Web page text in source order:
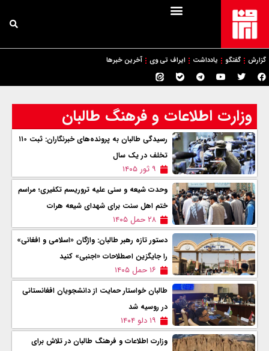
گزارش گفتگو یادداشت ایراف تی وی آخرین خبرها
وزارت اطلاعات و فرهنگ طالبان
رسیدگی طالبان به پرونده‌های خبرنگاران: ثبت ۱۱۰
تخلف در يک سال
۹ ثور ۱۴۰۵
وحدت شیعه و سنی علیه تروریسم تکفیری؛ مراسم
ختم اهل‌ سنت برای شهدای شیعه هرات
۲۸ حمل ۱۴۰۵
دستور تازه رهبر طالبان: واژگان «اسلامی و افغانی»
را جایگزین اصطلاحات «اجنبی» کنيد
۱۶ حمل ۱۴۰۵
طالبان خواستار حمایت از دانشجویان افغانستانی
در روسیه شد
۱۹ دلو ۱۴۰۴
وزارت اطلاعات و فرهنگ طالبان در تلاش برای